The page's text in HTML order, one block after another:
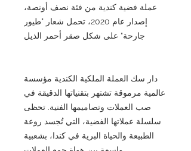
عملة فضية كندية من فئة نصف أونصة،
إصدار عام 2020، تحمل شعار "طيور
جارحة" على شكل صقر أحمر الذيل
دار سك العملة الملكية الكندية مؤسسة
عالمية مرموقة تشتهر بتقنياتها الدقيقة في
صب العملات وتصاميمها الفنية. تحظى
سلسلة عملاتها الفضية، التي تُجسد روعة
الطبيعة والحياة البرية في كندا، بشعبية